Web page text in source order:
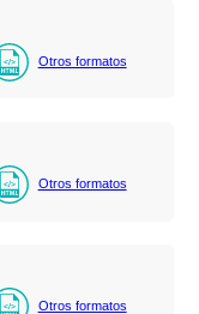
Otros formatos
Otros formatos
Otros formatos